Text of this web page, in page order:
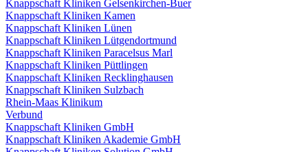
Knappschaft Kliniken Gelsenkirchen-Buer
Knappschaft Kliniken Kamen
Knappschaft Kliniken Lünen
Knappschaft Kliniken Lütgendortmund
Knappschaft Kliniken Paracelsus Marl
Knappschaft Kliniken Püttlingen
Knappschaft Kliniken Recklinghausen
Knappschaft Kliniken Sulzbach
Rhein-Maas Klinikum
Verbund
Knappschaft Kliniken GmbH
Knappschaft Kliniken Akademie GmbH